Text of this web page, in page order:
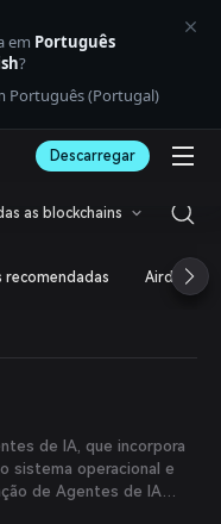
em Português
?
Português (Portugal)
Descarregar
as blockchains
recomendadas Airdrop
de IA, que incorpora
sistema operacional e
de Agentes de IA
para resolver problemas